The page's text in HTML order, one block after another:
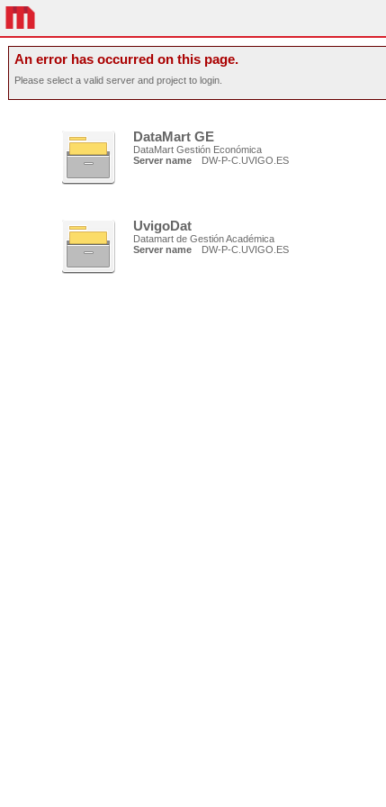
An error has occurred on this page.
Please select a valid server and project to login.
DataMart GE
DataMart Gestión Económica
Server name
DW-P-C.UVIGO.ES
UvigoDat
Datamart de Gestión Académica
Server name
DW-P-C.UVIGO.ES